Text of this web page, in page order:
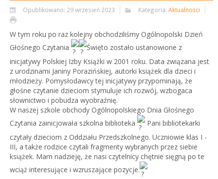
Opublikowano: 29 wrzesień 2023 Kategoria: Aktualności
W tym roku po raz kolejny obchodziliśmy Ogólnopolski Dzień
Głośnego Czytania
Święto zostało ustanowione z
inicjatywy Polskiej Izby Książki w 2001 roku. Data związana jest
z urodzinami Janiny Porazińskiej, autorki książek dla dzieci i
młodzieży. Pomysłodawcy tej inicjatywy przypominają, że
głośne czytanie dzieciom stymuluje ich rozwój, wzbogaca
słownictwo i pobudza wyobraźnię.
W naszej szkole obchody Ogólnopolskiego Dnia Głośnego
Czytania zainicjowała szkolna biblioteka
Pani bibliotekarki
czytały dzieciom z Oddziału Przedszkolnego. Uczniowie klas I -
III, a także rodzice czytali fragmenty wybranych przez siebie
książek. Mam nadzieję, że nasi czytelnicy chętnie sięgną po te
wciąż interesujące i wzruszające pozycje.